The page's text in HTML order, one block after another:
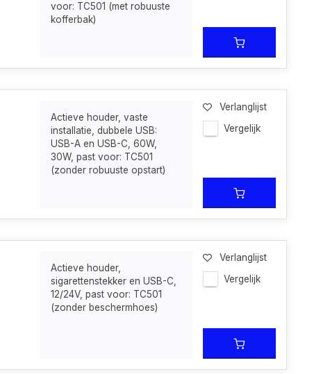
voor: TC501 (met robuuste
kofferbak)
Actieve houder, vaste
installatie, dubbele USB:
USB-A en USB-C, 60W,
30W, past voor: TC501
(zonder robuuste opstart)
Verlanglijst
Vergelijk
Actieve houder,
sigarettenstekker en USB-C,
12/24V, past voor: TC501
(zonder beschermhoes)
Verlanglijst
Vergelijk